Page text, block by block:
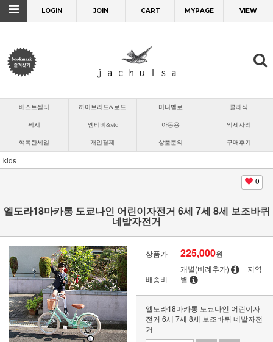
LOGIN JOIN CART MYPAGE VIEW
베스트셀러 하이브리드&로드 미니벨로 클래식
픽시 엠티비&etc 아동용 악세사리
핵폭탄세일 개인결제 상품문의 구매후기
kids
0
엘도라18마카롱 도쿄나인 어린이자전거 6세 7세 8세 보조바퀴
네발자전거
상품가 225,000원
배송비
개별(비례추가)
지역
별
엘도라18마카롱 도쿄나인 어린이자
전거 6세 7세 8세 보조바퀴 네발자전
거